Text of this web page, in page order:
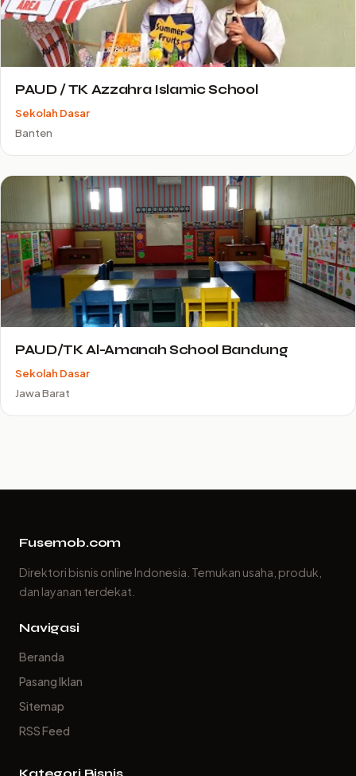
PAUD / TK Azzahra Islamic School
Sekolah Dasar
Banten
PAUD/TK Al-Amanah School Bandung
Sekolah Dasar
Jawa Barat
Fusemob.com
Direktori bisnis online Indonesia. Temukan usaha, produk,
dan layanan terdekat.
Navigasi
Beranda
Pasang Iklan
Sitemap
RSS Feed